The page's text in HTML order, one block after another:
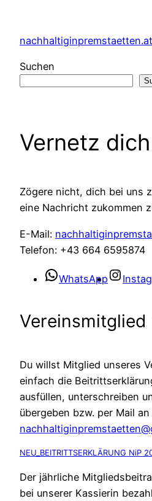
springen
nachhaltiginpremstaetten.at
Suchen
Vernetz
Zögere nicht, dich bei uns
eine Nachricht zukommen
E-Mail:
Telefon: +43 664 6595874
WhatsApp
Vereinsmitglied
Du willst Mitglied unseres
einfach die
ausfüllen, unterschreiben
übergeben bzw. per Mail an
NEU_BEITRITTSERKLÄRUNG NiP
Der jährliche
bei unserer Kassierin